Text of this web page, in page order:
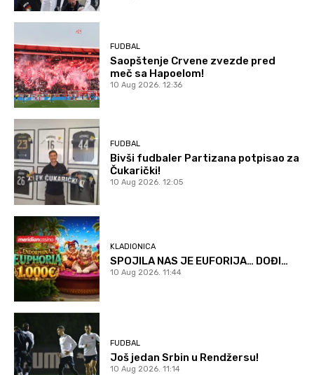
FUDBAL
Saopštenje Crvene zvezde pred
meč sa Hapoelom!
10 Aug 2026. 12:36
FUDBAL
Bivši fudbaler Partizana potpisao za
Čukarički!
10 Aug 2026. 12:05
KLADIONICA
SPOJILA NAS JE EUFORIJA… DOĐI…
10 Aug 2026. 11:44
FUDBAL
Još jedan Srbin u Rendžersu!
10 Aug 2026. 11:14